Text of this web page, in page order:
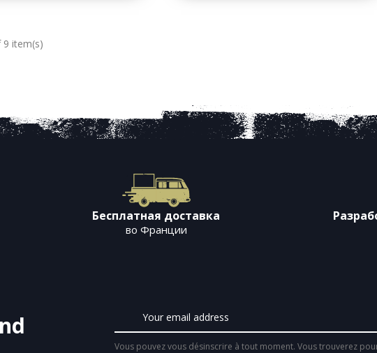
9 item(s)
Бесплатная доставка
во Франции
Vous pouvez vous désinscrire à tout moment. Vous trouverez